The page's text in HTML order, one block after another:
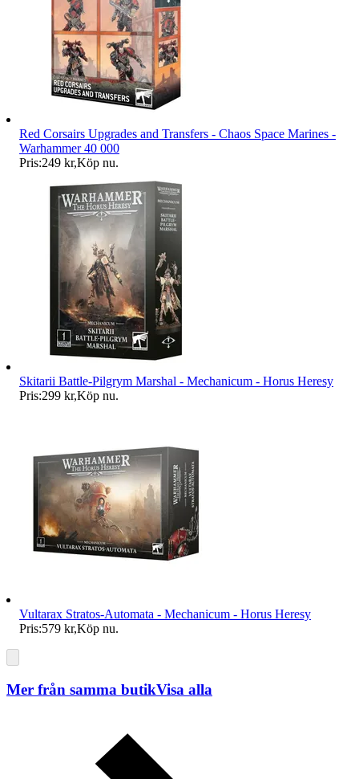
Red Corsairs Upgrades and Transfers - Chaos Space Marines -
Warhammer 40 000
Pris:249 kr,Köp nu.
Skitarii Battle-Pilgrym Marshal - Mechanicum - Horus Heresy
Pris:299 kr,Köp nu.
Vultarax Stratos-Automata - Mechanicum - Horus Heresy
Pris:579 kr,Köp nu.
Mer från samma butikVisa alla